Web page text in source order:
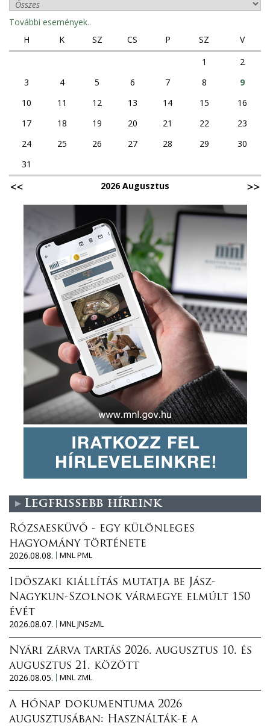
s
További események..
H
K SZ CS P SZ
V
1
2
3
4 5 6 7 8
9
10
11 12 13 14 15
16
17
18 19 20 21 22
23
24
25 26 27 28 29
30
31
2026 Augusztus
Legfrissebb híreink
Rózsaesküvő - egy különleges
hagyomány története
2026.08.08.
MNL PML
Időszaki kiállítás mutatja be Jász-
Nagykun-Szolnok vármegye elmúlt 150
évét
2026.08.07.
MNL JNSzML
Nyári zárva tartás 2026. augusztus 10. és
augusztus 21. között
2026.08.05.
MNL ZML
A hónap dokumentuma 2026
augusztusában: Használták-e a